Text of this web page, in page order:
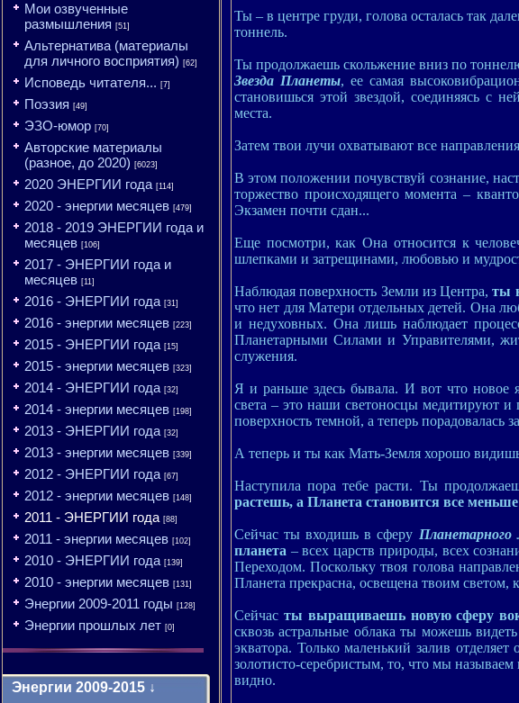
Мои озвученные
размышления [51]
Альтернатива (материалы
для личного восприятия) [62]
Исповедь читателя... [7]
Поэзия [49]
ЭЗО-юмор [70]
Авторские материалы
(разное, до 2020) [6023]
2020 ЭНЕРГИИ года [114]
2020 - энергии месяцев [479]
2018 - 2019 ЭНЕРГИИ года и
месяцев [106]
2017 - ЭНЕРГИИ года и
месяцев [11]
2016 - ЭНЕРГИИ года [31]
2016 - энергии месяцев [223]
2015 - ЭНЕРГИИ года [15]
2015 - энергии месяцев [323]
2014 - ЭНЕРГИИ года [32]
2014 - энергии месяцев [198]
2013 - ЭНЕРГИИ года [32]
2013 - энергии месяцев [339]
2012 - ЭНЕРГИИ года [67]
2012 - энергии месяцев [148]
2011 - ЭНЕРГИИ года [88]
2011 - энергии месяцев [102]
2010 - ЭНЕРГИИ года [139]
2010 - энергии месяцев [131]
Энергии 2009-2011 годы [128]
Энергии прошлых лет [0]
Энергии 2009-2015 ↓
Ты – в центре груди, голова осталась так
тоннель.
Ты продолжаешь скольжение вниз по
Звезда Планеты, ее самая
становишься этой звездой, соединяясь с
места.
Затем твои лучи охватывают все
В этом положении почувствуй сознание,
торжество происходящего момента –
Экзамен почти сдан...
Еще посмотри, как Она относится к
шлепками и затрещинами, любовью и
Наблюдая поверхность Земли из Центра,ты
что нет для Матери отдельных детей. Она
и недуховных. Она лишь наблюдает
Планетарными Силами и Управителями,
служения.
Я и раньше здесь бывала. И вот что новое
света – это наши светоносцы медитируют
поверхность темной, а теперь порадовалась
А теперь и ты как Мать-Земля хорошо
Наступила пора тебе расти. Ты
растешь, а Планета становится все
Сейчас ты входишь в сферу Планетарного
планета – всех царств природы, всех
Переходом. Поскольку твоя голова
Планета прекрасна, освещена твоим
Сейчас ты выращиваешь новую сферу
сквозь астральные облака ты можешь
экватора. Только маленький залив
золотисто-серебристым, то, что мы
видно.